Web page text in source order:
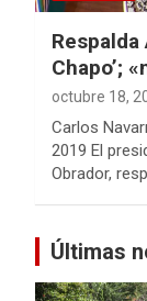
Respalda
Chapo’;
octubre 18,
Carlos
2019 El
Obrador,
Últimas